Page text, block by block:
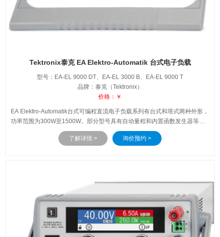
Tektronix泰克 EA Elektro-Automatik 台式电子负载
型号：EA-EL 9000 DT、EA-EL 3000 B、EA-EL 9000 T
品牌：泰克（Tektronix）
价格：￥
EA Elektro-Automatik台式可编程直流电子负载系列有台式和塔式两种外形，
功率范围为300W至1500W。部分型号具有自动量程和内置函数发生器等高
级功能。自动量程功能可在电压较低时自动调整为高电流，反之亦然，在各
种电压/电流水平下都能保持全耗散功率。函数发生器可提供多种波形，如正
了解详情 > 询价预约 >